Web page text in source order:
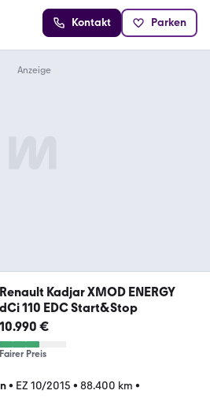
Kontakt Parken
Renault Kadjar XMOD ENERGY
dCi 110 EDC Start&Stop
10.990 €
Fairer Preis
• EZ 10/2015 • 88.400 km •